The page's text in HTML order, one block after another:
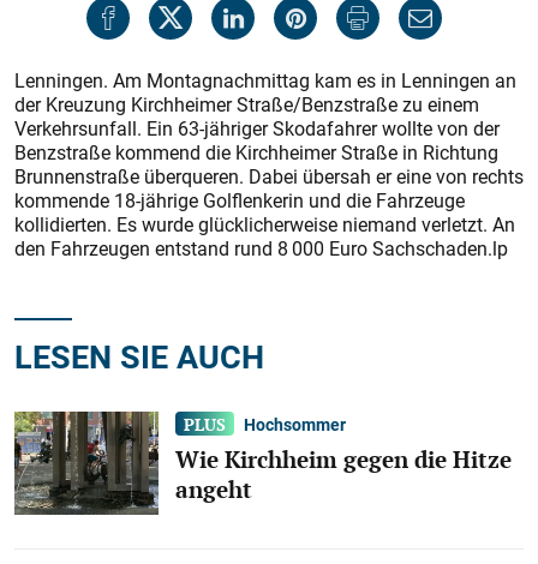
Lenningen. Am Montagnachmittag kam es in Lenningen an
der Kreuzung Kirchheimer Straße/Benzstraße zu einem
Verkehrsunfall. Ein 63-jähriger Skodafahrer wollte von der
Benzstraße kommend die Kirchheimer Straße in Richtung
Brunnenstraße überqueren. Dabei übersah er eine von rechts
kommende 18-jährige Golflenkerin und die Fahrzeuge
kollidierten. Es wurde glücklicherweise niemand verletzt. An
den Fahrzeugen entstand rund 8 000 Euro Sachschaden.lp
LESEN SIE AUCH
Hochsommer
Wie Kirchheim gegen die Hitze
angeht